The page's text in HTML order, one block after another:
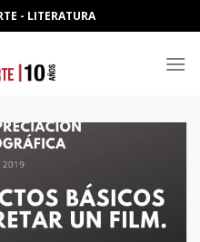
- LITERATURA